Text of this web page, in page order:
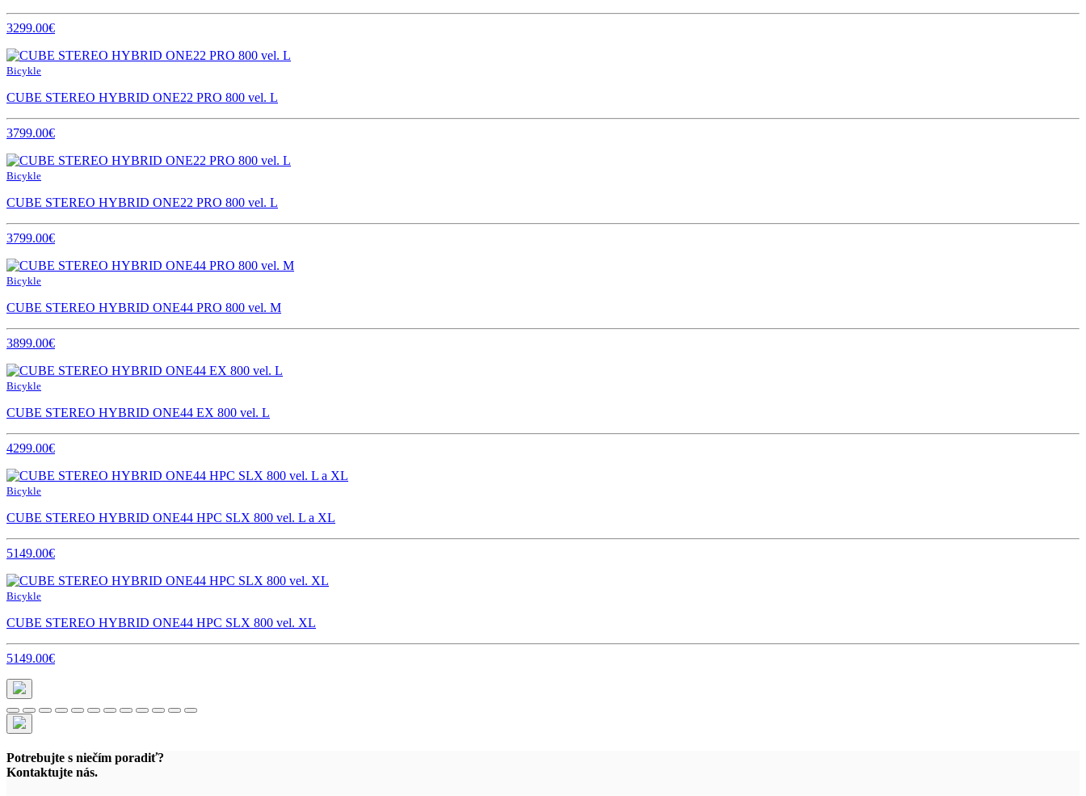
3299.00€
Bicykle
CUBE STEREO HYBRID ONE22 PRO 800 vel. L
3799.00€
Bicykle
CUBE STEREO HYBRID ONE22 PRO 800 vel. L
3799.00€
Bicykle
CUBE STEREO HYBRID ONE44 PRO 800 vel. M
3899.00€
Bicykle
CUBE STEREO HYBRID ONE44 EX 800 vel. L
4299.00€
Bicykle
CUBE STEREO HYBRID ONE44 HPC SLX 800 vel. L a XL
5149.00€
Bicykle
CUBE STEREO HYBRID ONE44 HPC SLX 800 vel. XL
5149.00€
Potrebujte s niečím poradiť?
Kontaktujte nás.